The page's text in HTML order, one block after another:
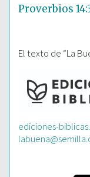
Proverbios
El texto de “La
ediciones-